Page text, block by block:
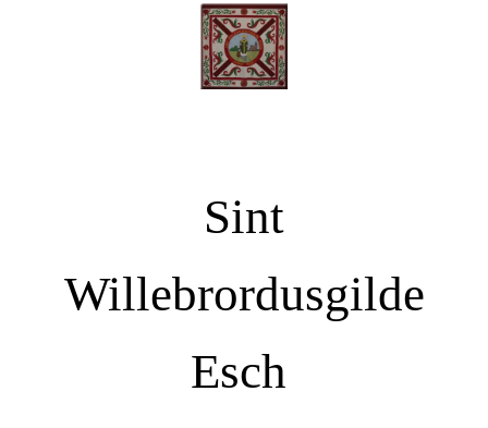
Sint
Willebrordusgilde
Esch